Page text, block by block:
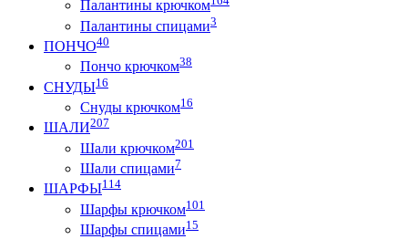
Палантины крючком
Палантины спицами3
ПОНЧО40
Пончо крючком38
СНУДЫ16
Снуды крючком16
ШАЛИ207
Шали крючком201
Шали спицами7
ШАРФЫ114
Шарфы крючком101
Шарфы спицами15